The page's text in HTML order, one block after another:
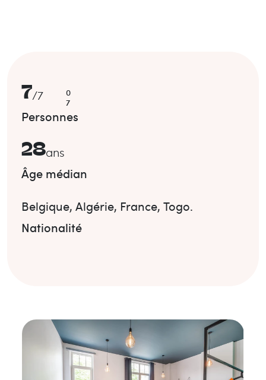
7/7
0
7
Personnes
28ans
Âge médian
Belgique, Algérie, France, Togo.
Nationalité